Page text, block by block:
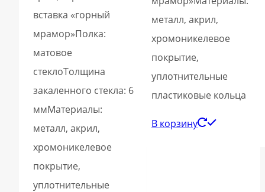
вставка «горный
мрамор»Полка:
матовое
стеклоТолщина
закаленного стекла: 6
ммМатериалы:
металл, акрил,
хромоникелевое
покрытие,
уплотнительные
металл, акрил,
хромоникелевое
покрытие,
уплотнительные
пластиковые кольца
В корзину